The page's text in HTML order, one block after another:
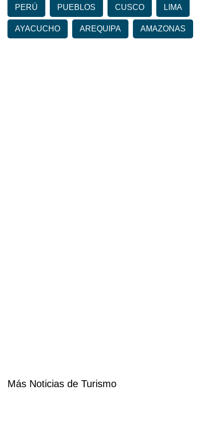
PERÚ PUEBLOS CUSCO LIMA
AYACUCHO AREQUIPA AMAZONAS
Más Noticias de Turismo